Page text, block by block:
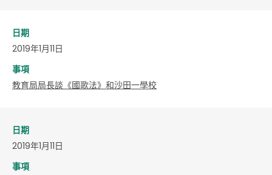
日期
2019年1月11日
事項
教育局局長談《國歌法》和沙田一學校
日期
2019年1月11日
事項